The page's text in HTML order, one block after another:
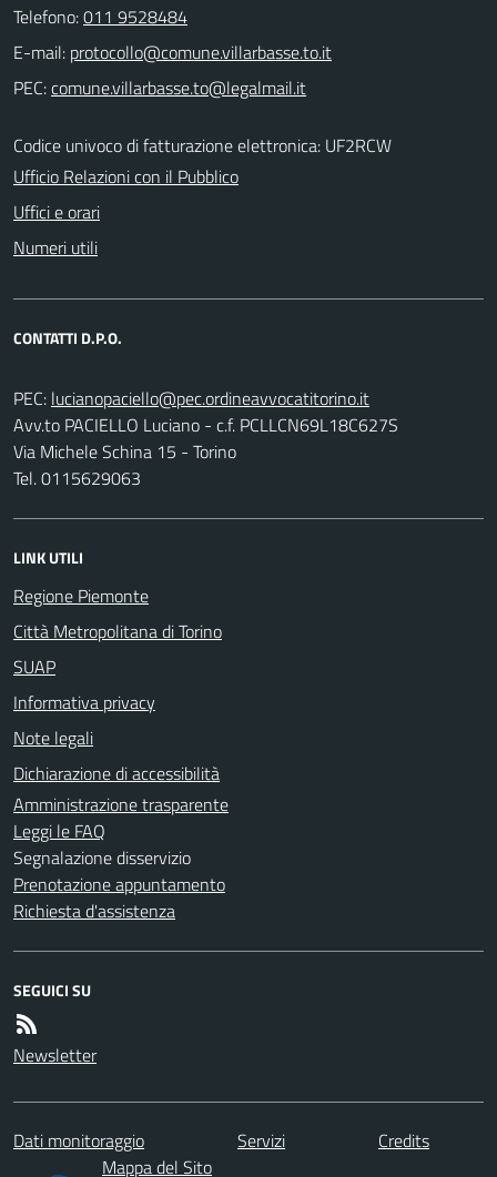
Telefono:011 9528484
E-mail:
PEC:
Codice univoco di fatturazione elettronica: UF2RCW
Ufficio Relazioni con il Pubblico
Uffici e orari
Numeri utili
CONTATTI D.P.O.
PEC:
Avv.to PACIELLO Luciano - c.f. PCLLCN69L18C627S
Via Michele Schina 15 - Torino
Tel. 0115629063
LINK UTILI
Regione Piemonte
Città Metropolitana di Torino
SUAP
Informativa privacy
Note legali
Dichiarazione di accessibilità
Amministrazione trasparente
Leggi le FAQ
Segnalazione disservizio
Prenotazione appuntamento
Richiesta d'assistenza
SEGUICI SU
Newsletter
Dati monitoraggio Servizi
Credits
Mappa del Sito